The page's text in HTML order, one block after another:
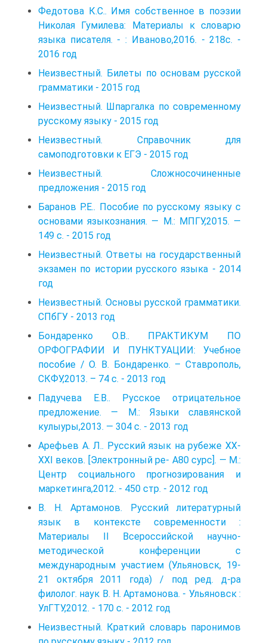
Федотова К.С.. Имя собственное в поэзии
Николая Гу­милева: Материалы к словарю
языка писателя. - : Ива­ново,2016. - 218с. -
2016 год
Неизвестный. Билеты по основам русской
грамматики - 2015 год
Неизвестный. Шпаргалка по современному
русскому языку - 2015 год
Неизвестный. Справочник для
самоподготовки к ЕГЭ - 2015 год
Неизвестный. Сложносочиненные
предложения - 2015 год
Баранов Р.Е.. Пособие по русскому языку с
основами языкознания. — М.: МПГУ,2015. —
149 с. - 2015 год
Неизвестный. Ответы на государственный
экзамен по истории русского языка - 2014
год
Неизвестный. Основы русской грамматики.
СПбГУ - 2013 год
Бондаренко О.В.. ПРАКТИКУМ ПО
ОРФОГРАФИИ И ПУНКТУАЦИИ: Учебное
пособие / О. В. Бондаренко. – Ставрополь,
СКФУ,2013. – 74 с. - 2013 год
Падучева Е.В.. Русское отрицательное
предложение. — М.: Языки славянской
кулыуры,2013. — 304 с. - 2013 год
Арефьев А. Л.. Русский язык на рубеже XX-
XXI веков. [Электронный ре- А80 сурс]. — М.:
Центр социального прогнозирования и
маркетинга,2012. - 450 стр. - 2012 год
В. Н. Артамонов. Русский литературный
язык в контексте современности :
Материалы II Всероссийской научно-
методической конференции с
международным участием (Ульяновск, 19-
21 октября 2011 года) / под ред. д-ра
филолог. наук В. Н. Артамонова. - Ульяновск :
УлГТУ,2012. - 170 с. - 2012 год
Неизвестный. Краткий словарь паронимов